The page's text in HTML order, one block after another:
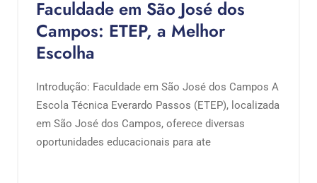
Faculdade em São José dos
Campos: ETEP, a Melhor
Escolha
Introdução: Faculdade em São José dos Campos A
Escola Técnica Everardo Passos (ETEP), localizada
em São José dos Campos, oferece diversas
oportunidades educacionais para ate